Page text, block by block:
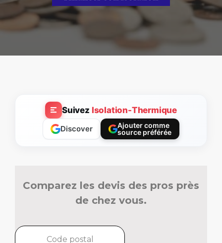
Suivez Isolation-Thermique
Discover
Ajouter comme
source préférée
Comparez les devis des pros près
de chez vous.